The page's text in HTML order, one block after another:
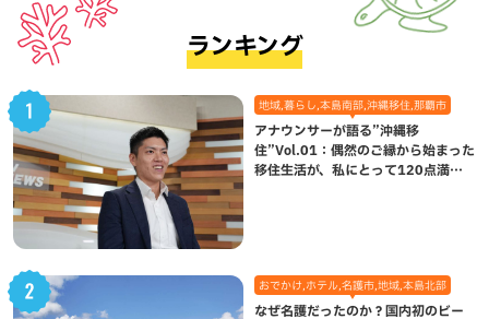
ランキング
地域,暮らし,本島南部,沖縄移住,那覇市
アナウンサーが語る”沖縄移
住”Vol.01：偶然のご縁から始まった
移住生活が、私にとって120点満点
おでかけ,ホテル,名護市,地域,本島北部
なぜ名護だったのか？国内初のビー